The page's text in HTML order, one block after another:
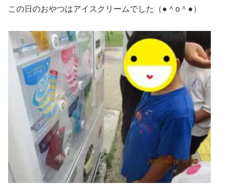
この日のおやつはアイスクリームでした（●＾o＾●）